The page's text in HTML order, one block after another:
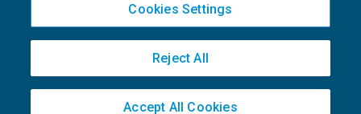
Copyright 2016 ©Gruppo Euroconference S.p.A.v2.32.4
Piazza Luigi Einaudi, 10N01 - 20124 Milano - info@ecnews.it
02776120236
Cookies Settings
Reject All
Accept All Cookies